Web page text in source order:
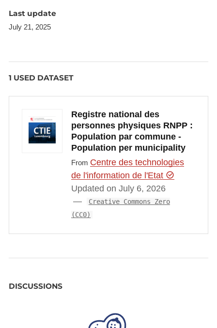
Last update
July 21, 2025
1 USED DATASET
Registre national des
personnes physiques RNPP :
Population par commune -
Population per municipality
From Centre des technologies
de l'information de l'Etat
Updated on July 6, 2026
Creative Commons Zero
(CC0)
DISCUSSIONS